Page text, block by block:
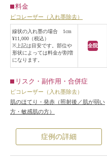
料金
ピコレーザー（入れ墨除去）
線状の入れ墨の場合 1cm
¥11,000（税込）
※上記は目安です。部位や
形状によっては料金が割増
になります。
全院
リスク・副作用・合併症
ピコレーザー（入れ墨除去）
肌のほてり・発赤（照射後／肌が弱い
方・敏感肌の方）
症例の詳細